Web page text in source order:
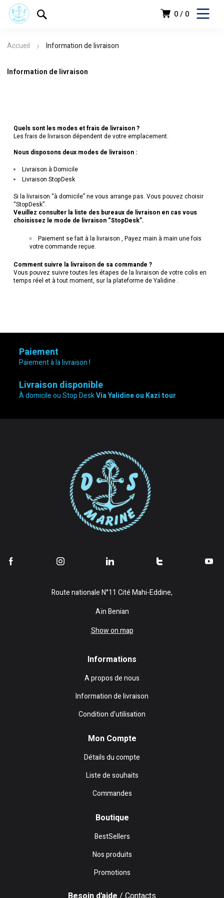
0 0
Accueil Information de livraison
Information de livraison
Quels sont les modes et frais de livraison ?
Les frais de livraison dépendent de votre emplacement.
Nous disposons deux modes de livraison :
Livraison à Domicile
Livraison StopDesk
Si la livraison “à domicile” ne vous arrange pas. Vous pouvez choisir
“StopDesk”.
Veuillez consulter la liste des bureaux de livraison en cas vous
choisissez le mode de livraison “StopDesk”.
Paiement se fait à la livraison , Payez main à main une fois
votre commande reçue.
Comment suivre la livraison de sa commande ?
Vous pouvez suivre toutes les étapes de la livraison de votre colis en
temps réel et à tout moment, sur la plateforme de Yalidine .
Paiement
Paiement à la livraison !
Livraison disponible
À domicile ou Stop DeskVia Yalidine ou Kazi tour
Route nationale N°11 Cité Mahi-Eddine,
Aïn Benian
Show on map
Informations
A propos de nous
Information de livraison
Condition d’utilisation
Mon Compte
Détails du compte
Liste de souhaits
Commandes
Boutique
BestSellers
Nos produits
Promotions